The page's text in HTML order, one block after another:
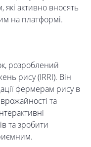
які активно вносять
на платформі.
розроблений
рису (IRRI). Він
фермерам рису в
та
та зробити